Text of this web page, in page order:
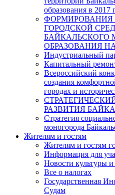
образования в 2017
ФОРМИРОВАНИЯ
ГОРОДСКОЙ
БАЙКАЛЬСКОГО
ОБРАЗОВАНИЯ НА
Индустриальный
Капитальный
Всероссийский
создания
городах и
РАЗВИТИЯ
Стратегия
моногорода
Жителям и гостям
Жителям и гостям
Информация для
Новости культуры и
Все о налогах
Государственная
Судам